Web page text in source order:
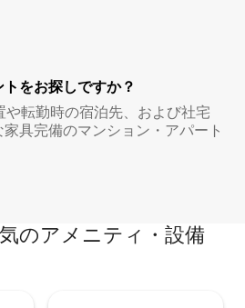
をお探しですか？
転勤時の宿泊先、および社宅
具完備のマンション・アパート
のアメニティ・設備